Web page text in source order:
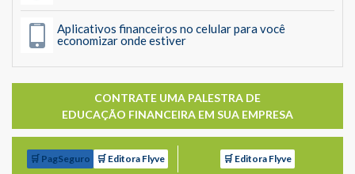
Aplicativos financeiros no celular para você
economizar onde estiver
CONTRATE UMA PALESTRA DE
EDUCAÇÃO FINANCEIRA EM SUA EMPRESA
🛒 PagSeguro 🛒 Editora Flyve 🛒 Editora Flyve